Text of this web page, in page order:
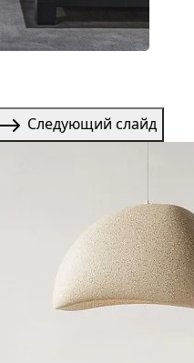
Следующий слайд